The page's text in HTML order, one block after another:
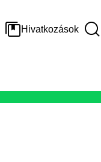
Hivatkozások